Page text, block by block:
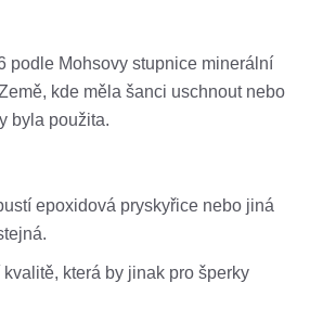
podle Mohsovy stupnice minerální
kde měla šanci uschnout nebo
byla použita.
epoxidová pryskyřice nebo jiná
která by jinak pro šperky